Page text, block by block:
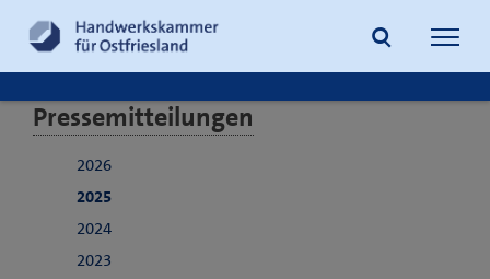
Pressemitteilungen
2026
2025
2024
2023